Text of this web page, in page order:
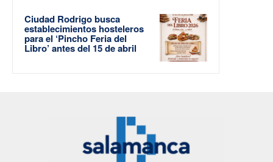
Ciudad Rodrigo busca
establecimientos hosteleros
para el ‘Pincho Feria del
Libro’ antes del 15 de abril